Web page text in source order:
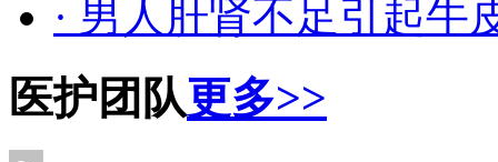
· 男人肝肾不足引起牛
医护团队更多>>